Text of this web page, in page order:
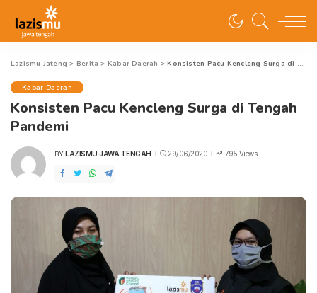
Lazismu Jateng > Berita > Kabar Daerah >Konsisten Pacu Kencleng Surga di Tengah Pandemi
Kabar Daerah
Konsisten Pacu Kencleng Surga di Tengah
Pandemi
POSTED
BY LAZISMU JAWA TENGAH 29/06/2020 795 Views